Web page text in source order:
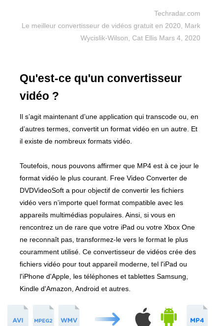
Techradar.com
Le meilleur convertisseur de vidéos gratuit en 2020, Mark
Wycislik-Wilson, Cat Ellis Mars 4, 2020
Qu'est-ce qu'un convertisseur
vidéo ?
Il s’agit maintenant d’une application qui transcode ou, en
d’autres termes, convertit un format vidéo en un autre. Et
il existe de nombreux formats vidéo.
Toutefois, nous pouvons affirmer que MP4 est à ce jour le
format vidéo le plus courant. Free Video Converter de
DVDVideoSoft a pour objectif de convertir les fichiers
vidéo vers n’importe quel format compatible avec les
appareils multimédias populaires. Ainsi, si vous en
rencontrez un de rare que votre iPad ou votre Xbox One
ne reconnaît pas, transformez-le vers le format le plus
couramment utilisé. Ce convertisseur de vidéos crée des
fichiers vidéo pour tout appareil moderne, tel l'iPad ou
l'iPhone d'Apple, les téléphones et tablettes Samsung,
Kindle d'Amazon, Android et autres.